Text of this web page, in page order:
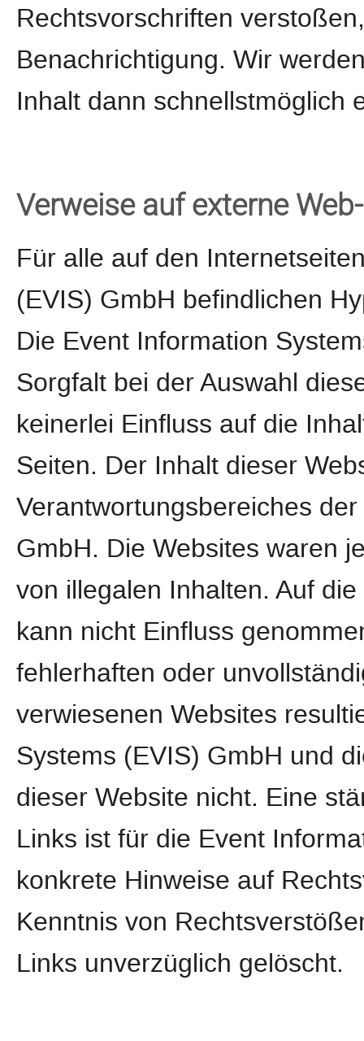
Rechtsvorschriften
Benachrichtigung. Wir
Inhalt dann schnellstmöglich
Verweise auf externe
Für alle auf den
(EVIS) GmbH befindlichen
Die Event Information
Sorgfalt bei der Auswahl
keinerlei Einfluss auf die
Seiten. Der Inhalt dieser
Verantwortungsbereiches
GmbH. Die Websites waren
von illegalen Inhalten. Auf
kann nicht Einfluss
fehlerhaften oder
verwiesenen Websites
Systems (EVIS) GmbH und
dieser Website nicht. Eine
Links ist für die Event
konkrete Hinweise auf
Kenntnis von
Links unverzüglich gelöscht.